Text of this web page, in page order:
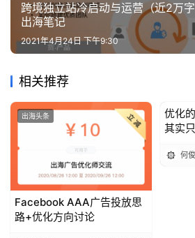
跨境独立站冷启动与运营（近2万
出海笔记
2021年4月24日 下午9:30
相关推荐
出海头条
Facebook AAA广告投放思
路+优化方向讨论
出海头
优化
其实
何